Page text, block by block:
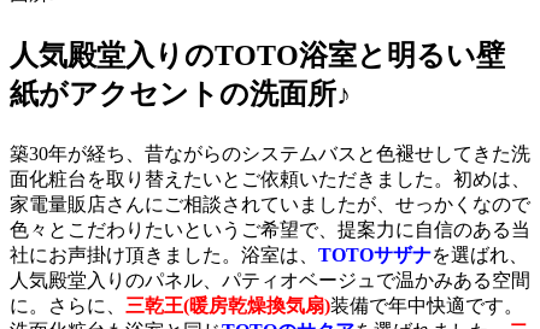
人気殿堂入りのTOTO浴室と明るい壁
紙がアクセントの洗面所♪
築30年が経ち、昔ながらのシステムバスと色褪せしてきた洗
面化粧台を取り替えたいとご依頼いただきました。初めは、
家電量販店さんにご相談されていましたが、せっかくなので
色々とこだわりたいというご希望で、提案力に自信のある当
社にお声掛け頂きました。浴室は、 TOTOサザナを選ばれ、
人気殿堂入りのパネル、パティオベージュで温かみある空間
に。さらに、 三乾王(暖房乾燥換気扇)装備で年中快適です。